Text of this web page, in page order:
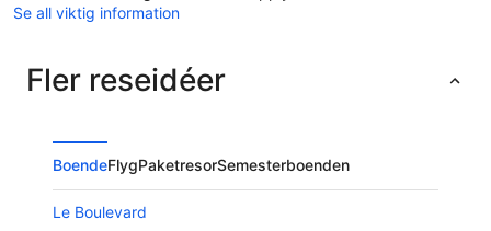
Se all viktig information
Fler reseidéer
BoendeFlygPaketresorSemesterboenden
Le Boulevard